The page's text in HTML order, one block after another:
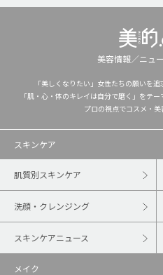
美容情報／ニュ
「美しくなりたい」女性たちの願いを
「肌・心・体のキレイは自分で磨く」をテ
プロの視点でコスメ・美
スキンケア
肌質別スキンケア
洗顔・クレンジング
スキンケアニュース
メイク